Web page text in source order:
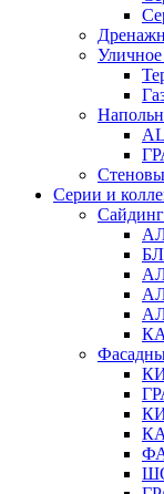
Серии и
Сайдинг